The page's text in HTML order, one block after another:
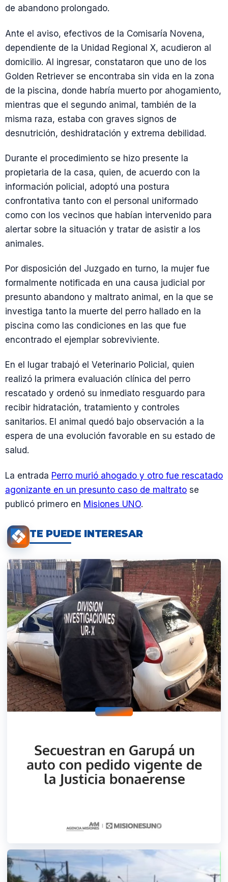
de abandono prolongado.
Ante el aviso, efectivos de la Comisaría Novena,
dependiente de la Unidad Regional X, acudieron al
domicilio. Al ingresar, constataron que uno de los
Golden Retriever se encontraba sin vida en la zona
de la piscina, donde habría muerto por ahogamiento,
mientras que el segundo animal, también de la
misma raza, estaba con graves signos de
desnutrición, deshidratación y extrema debilidad.
Durante el procedimiento se hizo presente la
propietaria de la casa, quien, de acuerdo con la
información policial, adoptó una postura
confrontativa tanto con el personal uniformado
como con los vecinos que habían intervenido para
alertar sobre la situación y tratar de asistir a los
animales.
Por disposición del Juzgado en turno, la mujer fue
formalmente notificada en una causa judicial por
presunto abandono y maltrato animal, en la que se
investiga tanto la muerte del perro hallado en la
piscina como las condiciones en las que fue
encontrado el ejemplar sobreviviente.
En el lugar trabajó el Veterinario Policial, quien
realizó la primera evaluación clínica del perro
rescatado y ordenó su inmediato resguardo para
recibir hidratación, tratamiento y controles
sanitarios. El animal quedó bajo observación a la
espera de una evolución favorable en su estado de
salud.
La entrada Perro murió ahogado y otro fue rescatado
agonizante en un presunto caso de maltrato se
publicó primero en Misiones UNO.
TE PUEDE INTERESAR